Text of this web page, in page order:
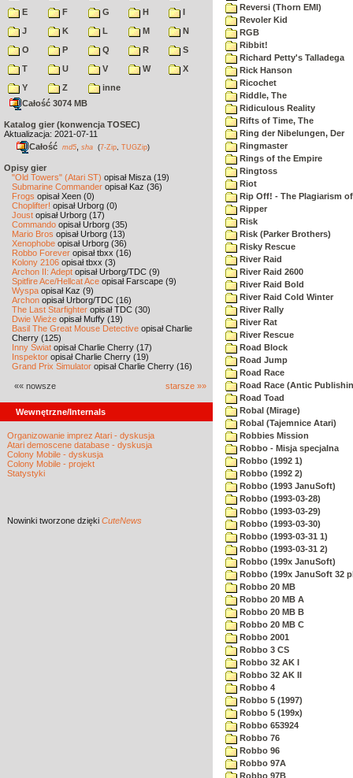
E
F G H
I
J
K L M
N
O
P Q R
S
T
U V W
X
Y
Z
inne
Całość 3074 MB
Katalog gier (konwencja TOSEC)
Aktualizacja: 2021-07-11
Całość md5 sha (7-Zip TUGZip)
Opisy gier
"Old Towers" (Atari ST) opisał Misza (19)
Submarine Commander opisał Kaz (36)
Frogs opisał Xeen (0)
Choplifter! opisał Urborg (0)
Joust opisał Urborg (17)
Commando opisał Urborg (35)
Mario Bros opisał Urborg (13)
Xenophobe opisał Urborg (36)
Robbo Forever opisał tbxx (16)
Kolony 2106 opisał tbxx (3)
Archon II: Adept opisał Urborg/TDC (9)
Spitfire Ace/Hellcat Ace opisał Farscape (9)
Wyspa opisał Kaz (9)
Archon opisał Urborg/TDC (16)
The Last Starfighter opisał TDC (30)
Dwie Wieże opisał Muffy (19)
Basil The Great Mouse Detective opisał Charlie
Cherry (125)
Inny Świat opisał Charlie Cherry (17)
Inspektor opisał Charlie Cherry (19)
Grand Prix Simulator opisał Charlie Cherry (16)
«« nowsze starsze »»
Wewnętrzne/Internals
Organizowanie imprez Atari - dyskusja
Atari demoscene database - dyskusja
Colony Mobile - dyskusja
Colony Mobile - projekt
Statystyki
Nowinki tworzone dzięki CuteNews
Reversi (Thorn EMI)
Revoler Kid
RGB
Ribbit!
Richard Petty's Talladega
Rick Hanson
Ricochet
Riddle, The
Ridiculous Reality
Rifts of Time, The
Ring der Nibelungen, Der
Ringmaster
Rings of the Empire
Ringtoss
Riot
Rip Off! - The Plagiarism of
Ripper
Risk
Risk (Parker Brothers)
Risky Rescue
River Raid
River Raid 2600
River Raid Bold
River Raid Cold Winter
River Rally
River Rat
River Rescue
Road Block
Road Jump
Road Race
Road Race (Antic
Road Toad
Robal (Mirage)
Robal (Tajemnice Atari)
Robbies Mission
Robbo - Misja specjalna
Robbo (1992 1)
Robbo (1992 2)
Robbo (1993 JanuSoft)
Robbo (1993-03-28)
Robbo (1993-03-29)
Robbo (1993-03-30)
Robbo (1993-03-31 1)
Robbo (1993-03-31 2)
Robbo (199x JanuSoft)
Robbo (199x JanuSoft 32
Robbo 20 MB
Robbo 20 MB A
Robbo 20 MB B
Robbo 20 MB C
Robbo 2001
Robbo 3 CS
Robbo 32 AK I
Robbo 32 AK II
Robbo 4
Robbo 5 (1997)
Robbo 5 (199x)
Robbo 653924
Robbo 76
Robbo 96
Robbo 97A
Robbo 97B